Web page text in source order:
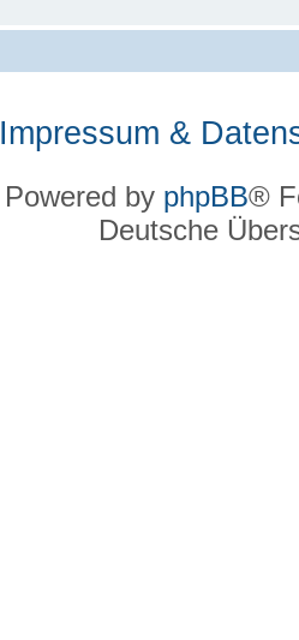
Impressum &
Powered by phpBB®
Deutsche